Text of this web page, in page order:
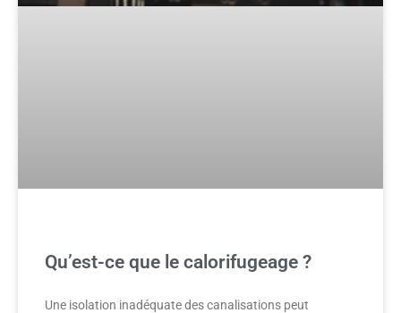
Qu’est-ce que le calorifugeage ?
Une isolation inadéquate des canalisations peut